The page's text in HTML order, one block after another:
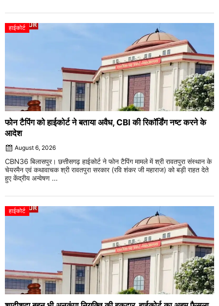
हाईकोर्ट
फोन टैपिंग को हाईकोर्ट ने बताया अवैध, CBI की रिकॉर्डिंग नष्ट करने के
आदेश
August 6, 2026
CBN36 बिलासपुर। छत्तीसगढ़ हाईकोर्ट ने फोन टैपिंग मामले में श्री रावतपुरा संस्थान के
चेयरमैन एवं कथावाचक श्री रावतपुरा सरकार (रवि शंकर जी महाराज) को बड़ी राहत देते
हुए केंद्रीय अन्वेषण ...
हाईकोर्ट